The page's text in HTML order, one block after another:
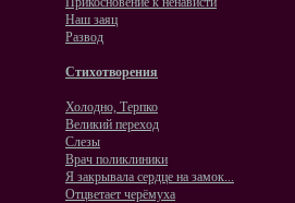
Наш заяц
Развод
Стихотворения
Холодно, Терпко
Великий переход
Слезы
Врач поликлиники
Я закрывала сердце на замок...
Отцветает черёмуха